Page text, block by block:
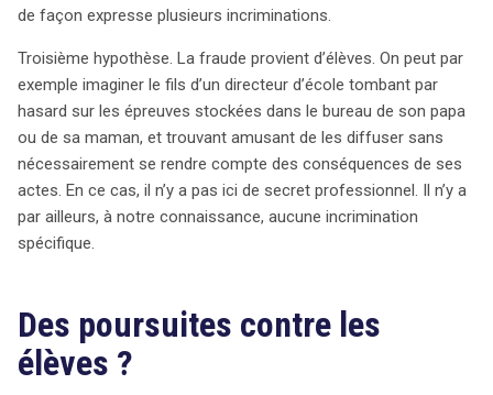
de façon expresse plusieurs incriminations.
Troisième hypothèse. La fraude provient d’élèves. On peut par
exemple imaginer le fils d’un directeur d’école tombant par
hasard sur les épreuves stockées dans le bureau de son papa
ou de sa maman, et trouvant amusant de les diffuser sans
nécessairement se rendre compte des conséquences de ses
actes. En ce cas, il n’y a pas ici de secret professionnel. Il n’y a
par ailleurs, à notre connaissance, aucune incrimination
spécifique.
Des poursuites contre les
élèves ?